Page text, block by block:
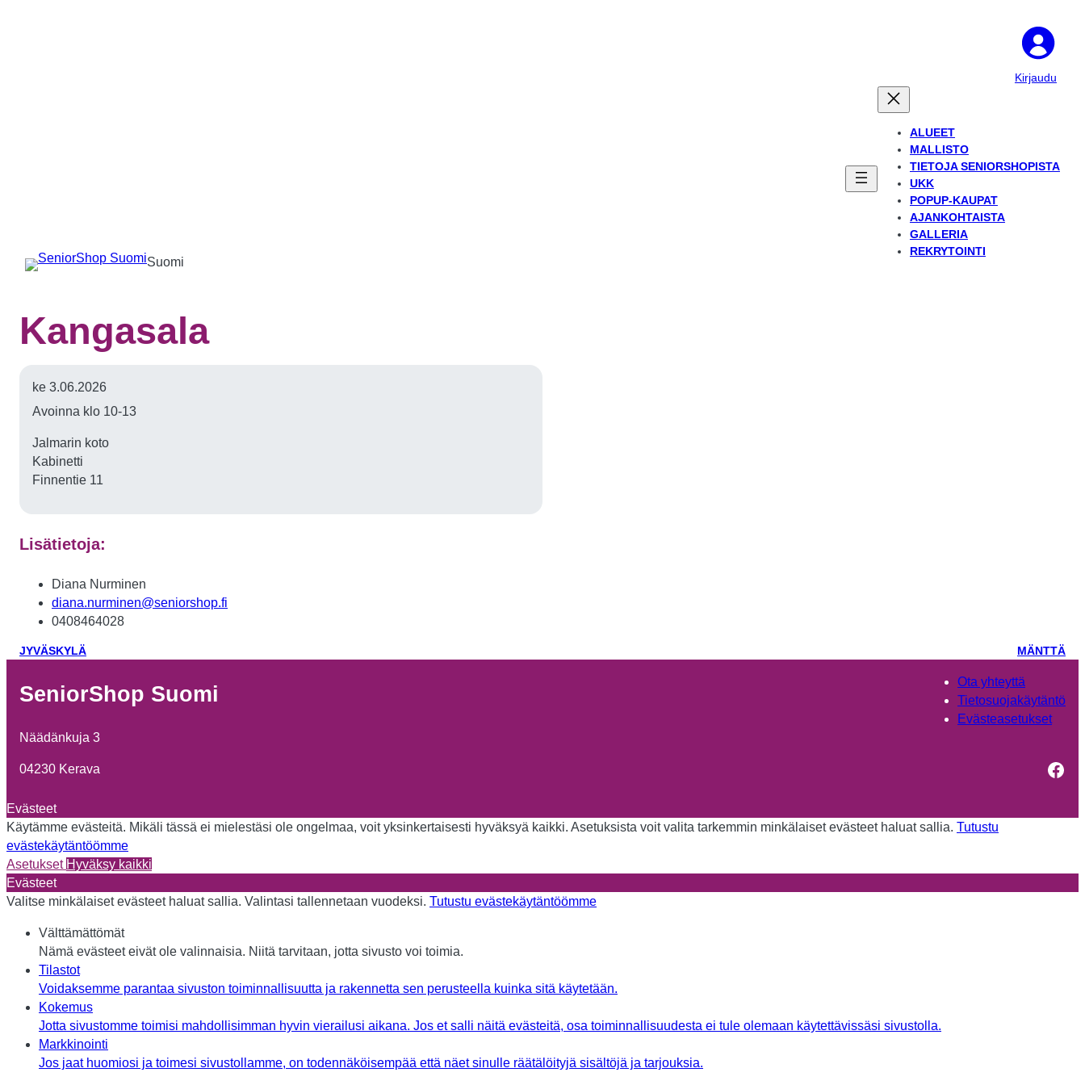
Suomi
Kirjaudu
ALUEET
MALLISTO
TIETOJA SENIORSHOPISTA
UKK
POPUP-KAUPAT
AJANKOHTAISTA
GALLERIA
REKRYTOINTI
Kangasala
ke 3.06.2026
Avoinna klo 10-13
Jalmarin koto
Kabinetti
Finnentie 11
Lisätietoja:
Diana Nurminen
diana.nurminen@seniorshop.fi
0408464028
JYVÄSKYLÄ MÄNTTÄ
SeniorShop Suomi
Näädänkuja 3
04230 Kerava
Ota yhteyttä
Tietosuojakäytäntö
Evästeasetukset
Evästeet
Käytämme evästeitä. Mikäli tässä ei mielestäsi ole ongelmaa, voit yksinkertaisesti hyväksyä kaikki. Asetuksista voit valita tarkemmin minkälaiset evästeet haluat sallia. Tutustu
evästekäytäntöömme
Asetukset Hyväksy kaikki
Evästeet
Valitse minkälaiset evästeet haluat sallia. Valintasi tallennetaan vuodeksi. Tutustu evästekäytäntöömme
Välttämättömät
Nämä evästeet eivät ole valinnaisia. Niitä tarvitaan, jotta sivusto voi toimia.
Tilastot
Voidaksemme parantaa sivuston toiminnallisuutta ja rakennetta sen perusteella kuinka sitä käytetään.
Kokemus
Jotta sivustomme toimisi mahdollisimman hyvin vierailusi aikana. Jos et salli näitä evästeitä, osa toiminnallisuudesta ei tule olemaan käytettävissäsi sivustolla.
Markkinointi
Jos jaat huomiosi ja toimesi sivustollamme, on todennäköisempää että näet sinulle räätälöityjä sisältöjä ja tarjouksia.